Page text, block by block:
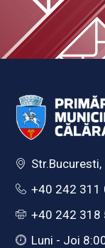
+40 242 311
+40 242 318
Luni - Joi